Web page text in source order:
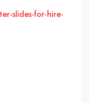
slides-for-hire-